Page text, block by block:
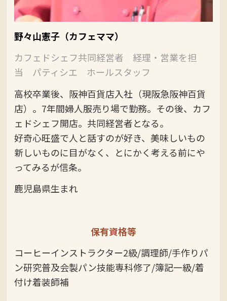
野々山憲子（カフェママ）
カフェドシェフ共同経営者 経理・営業を担
当 パティシエ ホールスタッフ
高校卒業後、阪神百貨店入社（現阪急阪神百貨
店）。7年間婦人服売り場で勤務。その後、カフ
ェドシェフ開店。共同経営者となる。
好奇心旺盛で人と話すのが好き、美味しいもの
新しいものに目がなく、とにかく考える前にや
ってみるが信条。
鹿児島県生まれ
保有資格等
コーヒーインストラクター2級/調理師/手作りパ
ン研究普及会製パン技能専科修了/簿記一級/着
付け着装師補